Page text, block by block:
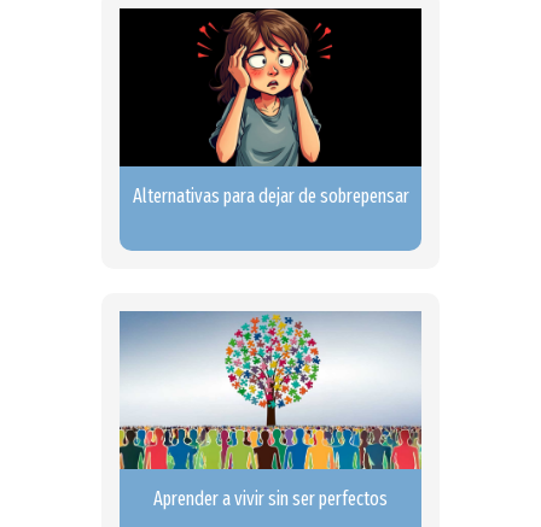
Alternativas para dejar de sobrepensar
Aprender a vivir sin ser perfectos